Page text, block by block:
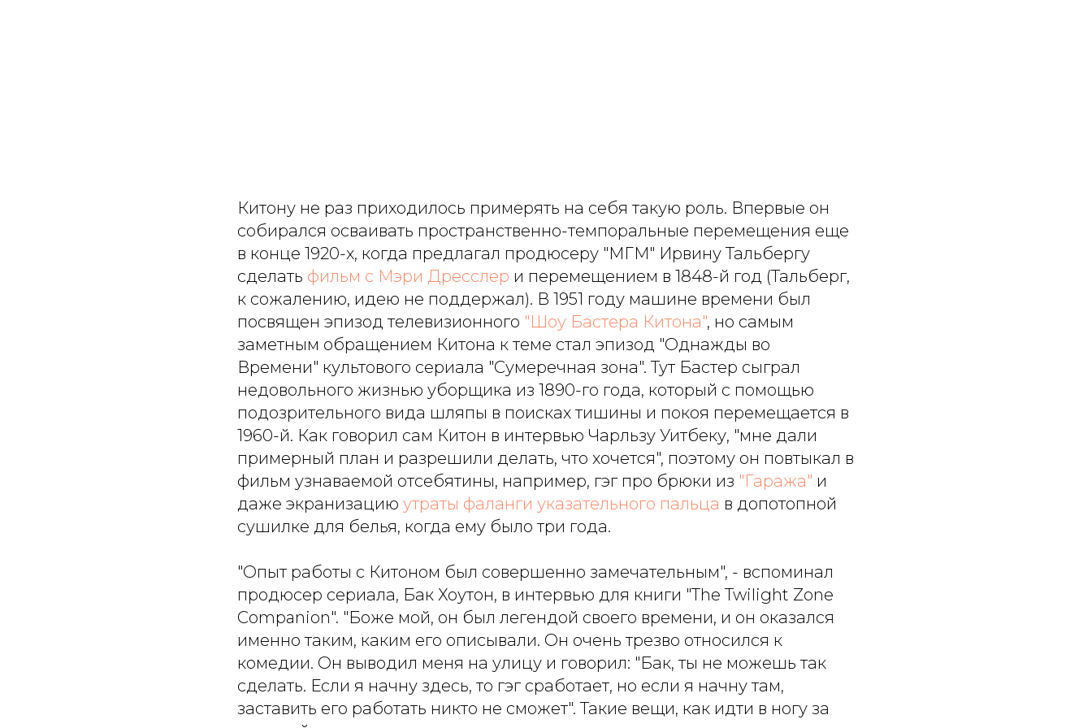
Китону не раз приходилось примерять на себя такую роль. Впервые он
собирался осваивать пространственно-темпоральные перемещения еще
в конце 1920-х, когда предлагал продюсеру "МГМ" Ирвину Тальбергу
сделать фильм с Мэри Дресслер и перемещением в 1848-й год (Тальберг,
к сожалению, идею не поддержал). В 1951 году машине времени был
посвящен эпизод телевизионного "Шоу Бастера Китона", но самым
заметным обращением Китона к теме стал эпизод "Однажды во
Времени" культового сериала "Сумеречная зона". Тут Бастер сыграл
недовольного жизнью уборщика из 1890-го года, который с помощью
подозрительного вида шляпы в поисках тишины и покоя перемещается в
1960-й. Как говорил сам Китон в интервью Чарльзу Уитбеку, "мне дали
примерный план и разрешили делать, что хочется", поэтому он повтыкал в
фильм узнаваемой отсебятины, например, гэг про брюки из "Гаража" и
даже экранизацию утраты фаланги указательного пальца в допотопной
сушилке для белья, когда ему было три года.
"Опыт работы с Китоном был совершенно замечательным", - вспоминал
продюсер сериала, Бак Хоутон, в интервью для книги "The Twilight Zone
Companion". "Боже мой, он был легендой своего времени, и он оказался
именно таким, каким его описывали. Он очень трезво относился к
комедии. Он выводил меня на улицу и говорил: "Бак, ты не можешь так
сделать. Если я начну здесь, то гэг сработает, но если я начну там,
заставить его работать никто не сможет". Такие вещи, как идти в ногу за